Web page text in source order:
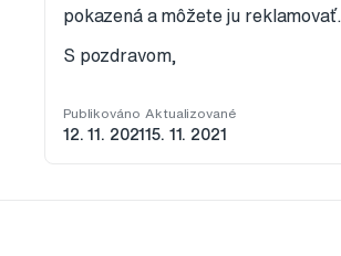
pokazená a môžete ju reklamovať.
S pozdravom,
Publikováno
12. 11. 2021
Aktualizované
15. 11. 2021